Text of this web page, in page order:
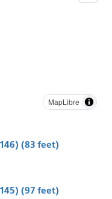
MapLibre
(83 feet)
(97 feet)